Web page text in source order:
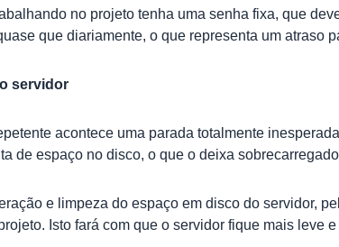
no projeto tenha uma senha fixa, que
que diariamente, o que representa um atraso
servidor
acontece uma parada totalmente
de espaço no disco, o que o deixa
e limpeza do espaço em disco do servidor,
Isto fará com que o servidor fique mais leve e